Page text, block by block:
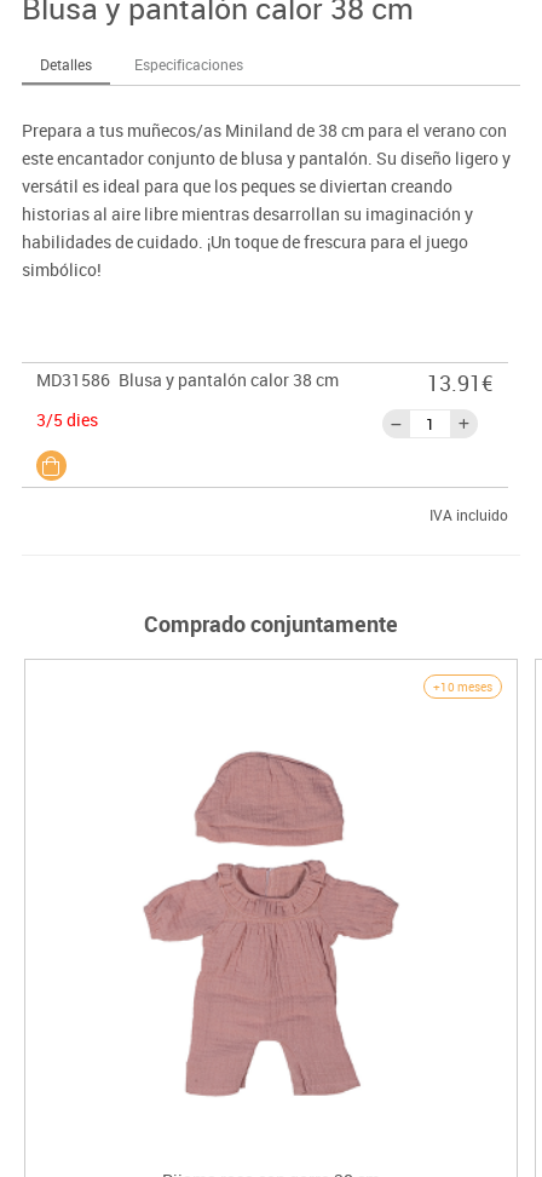
Blusa y pantalón calor 38 cm
Detalles Especificaciones
Prepara a tus muñecos/as Miniland de 38 cm para el verano con
este encantador conjunto de blusa y pantalón. Su diseño ligero y
versátil es ideal para que los peques se diviertan creando
historias al aire libre mientras desarrollan su imaginación y
habilidades de cuidado. ¡Un toque de frescura para el juego
simbólico!
MD31586 Blusa y pantalón calor 38 cm
3/5 dies
13.91€
IVA incluido
Comprado conjuntamente
+10 meses